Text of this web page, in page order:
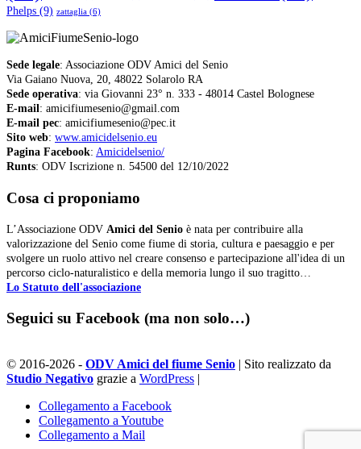
Phelps (9) zattaglia (6)
Sede legale: Associazione ODV Amici del Senio
Via Gaiano Nuova, 20, 48022 Solarolo RA
Sede operativa: via Giovanni 23° n. 333 - 48014 Castel Bolognese
E-mail: amicifiumesenio@gmail.com
E-mail pec: amicifiumesenio@pec.it
Sito web: www.amicidelsenio.eu
Pagina Facebook: Amicidelsenio/
Runts: ODV Iscrizione n. 54500 del 12/10/2022
Cosa ci proponiamo
L’Associazione ODV Amici del Senio è nata per contribuire alla
valorizzazione del Senio come fiume di storia, cultura e paesaggio e per
svolgere un ruolo attivo nel creare consenso e partecipazione all'idea di un
percorso ciclo-naturalistico e della memoria lungo il suo tragitto…
Lo Statuto dell'associazione
Seguici su Facebook (ma non solo…)
© 2016-2026 - ODV Amici del fiume Senio | Sito realizzato da
Studio Negativo grazie a WordPress |
Collegamento a Facebook
Collegamento a Youtube
Collegamento a Mail